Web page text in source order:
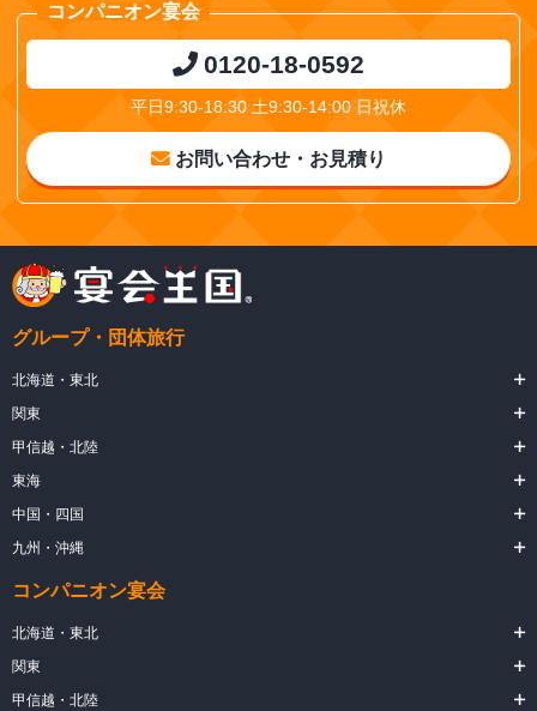
コンパニオン宴会
0120-18-0592
平日9:30-18:30 土9:30-14:00 日祝休
お問い合わせ・お見積り
グループ・団体旅行
北海道・東北
関東
甲信越・北陸
東海
中国・四国
九州・沖縄
コンパニオン宴会
北海道・東北
関東
甲信越・北陸